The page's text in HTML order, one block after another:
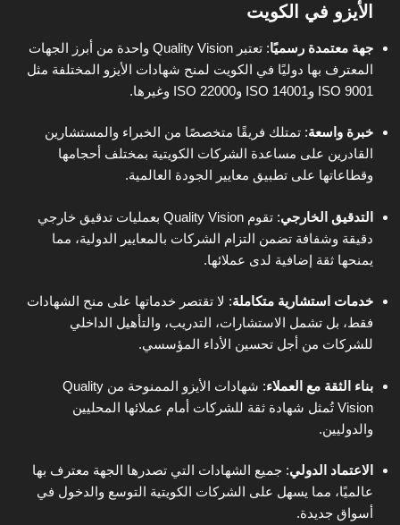
الأيزو في الكويت
جهة معتمدة رسميًا:
تعتبر Quality Vision واحدة من أبرز الجهات
المعترف بها دوليًا في الكويت لمنح شهادات الأيزو المختلفة مثل
ISO 9001 وISO 14001 وISO 22000 وغيرها.
خبرة واسعة: تمتلك فريقًا متخصصًا من الخبراء والمستشارين
القادرين على مساعدة الشركات الكويتية بمختلف أحجامها
وقطاعاتها على تطبيق معايير الجودة العالمية.
التدقيق الخارجي:
تقوم Quality Vision بعمليات تدقيق خارجي
دقيقة وشفافة تضمن التزام الشركات بالمعايير الدولية، مما
يمنحها ثقة إضافية لدى عملائها.
خدمات استشارية متكاملة: لا تقتصر خدماتها على منح الشهادات
فقط، بل تشمل الاستشارات، التدريب، والتأهيل الداخلي
للشركات من أجل تحسين الأداء المؤسسي.
بناء الثقة مع العملاء:
شهادات الأيزو الممنوحة من Quality
Vision تُمثل شهادة ثقة للشركات أمام عملائها المحليين
والدوليين.
الاعتماد الدولي: جميع الشهادات التي تصدرها الجهة معترف بها
عالميًا، مما يسهل على الشركات الكويتية التوسع والدخول في
أسواق جديدة.